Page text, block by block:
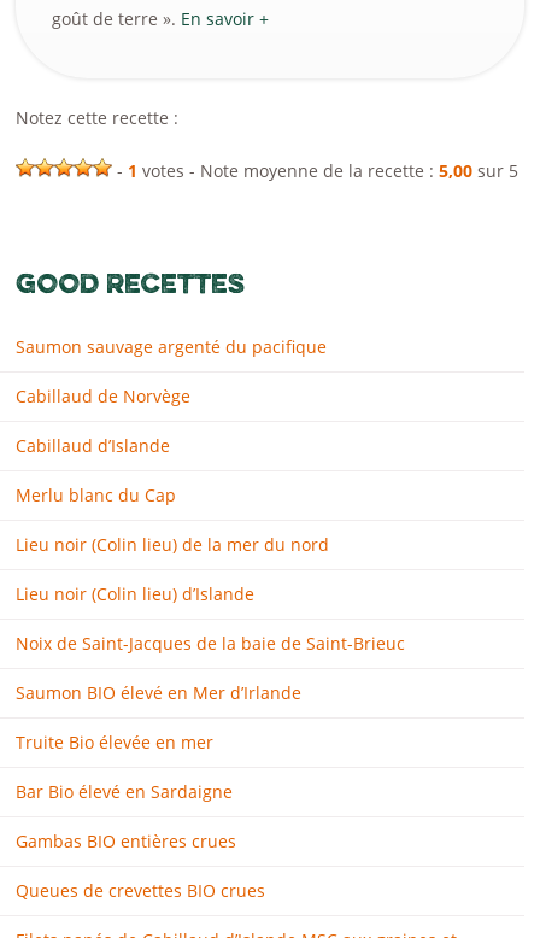
goût de terre ». En savoir +
Notez cette recette :
- 1 votes - Note moyenne de la recette :5,00 sur 5
GOOD RECETTES
Saumon sauvage argenté du pacifique
Cabillaud de Norvège
Cabillaud d’Islande
Merlu blanc du Cap
Lieu noir (Colin lieu) de la mer du nord
Lieu noir (Colin lieu) d’Islande
Noix de Saint-Jacques de la baie de Saint-Brieuc
Saumon BIO élevé en Mer d’Irlande
Truite Bio élevée en mer
Bar Bio élevé en Sardaigne
Gambas BIO entières crues
Queues de crevettes BIO crues